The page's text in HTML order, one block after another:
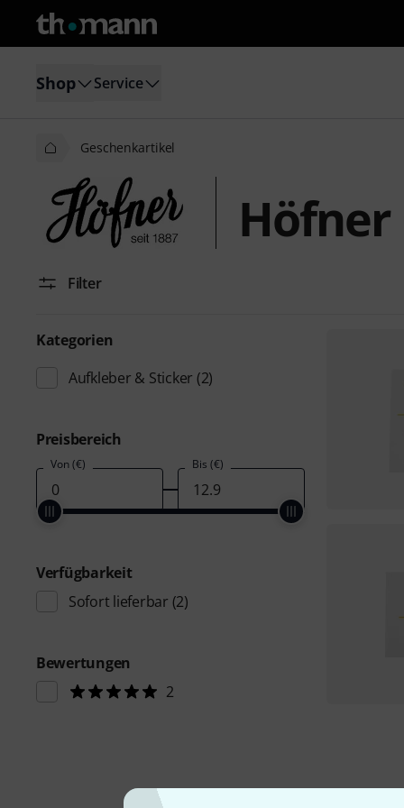
Shop Service
Geschenkartikel
Filter
Kategorien
Aufkleber & Sticker (2)
Preisbereich
Von (€) Bis (€)
Verfügbarkeit
Sofort lieferbar (2)
Bewertungen
2